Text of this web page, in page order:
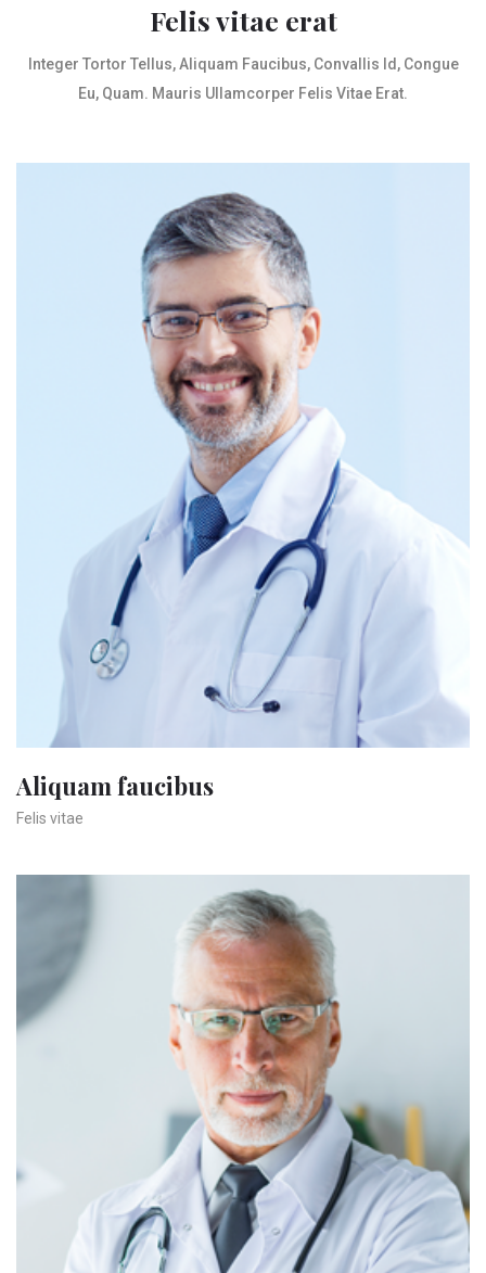
Felis vitae erat
Integer Tortor Tellus, Aliquam Faucibus, Convallis Id, Congue
Eu, Quam. Mauris Ullamcorper Felis Vitae Erat.
Aliquam faucibus
Felis vitae